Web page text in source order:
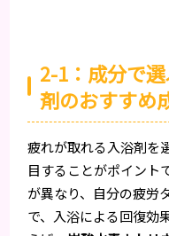
2-1：成分で
剤のおすすめ
疲れが取れる入浴剤を
目することがポイント
が異なり、自分の疲労
で、入浴による回復効